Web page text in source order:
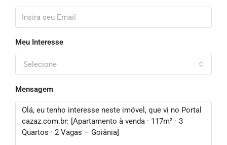
Meu Interesse
Selecione
Mensagem